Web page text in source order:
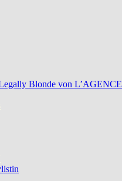
Blonde von L’AGENCE